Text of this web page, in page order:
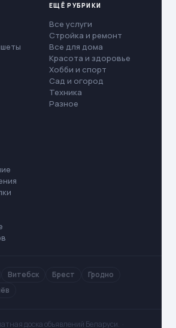
ЕЩЁ РУБРИКИ
Все услуги
Стройка и ремонт
Все для дома
Красота и здоровье
Хобби и спорт
Сад и огород
Техника
Разное
Витебск Брест
Гродно
доска объявлений Беларуси. ·